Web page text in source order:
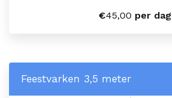
€45,00 per dag
Feestvarken 3,5 meter